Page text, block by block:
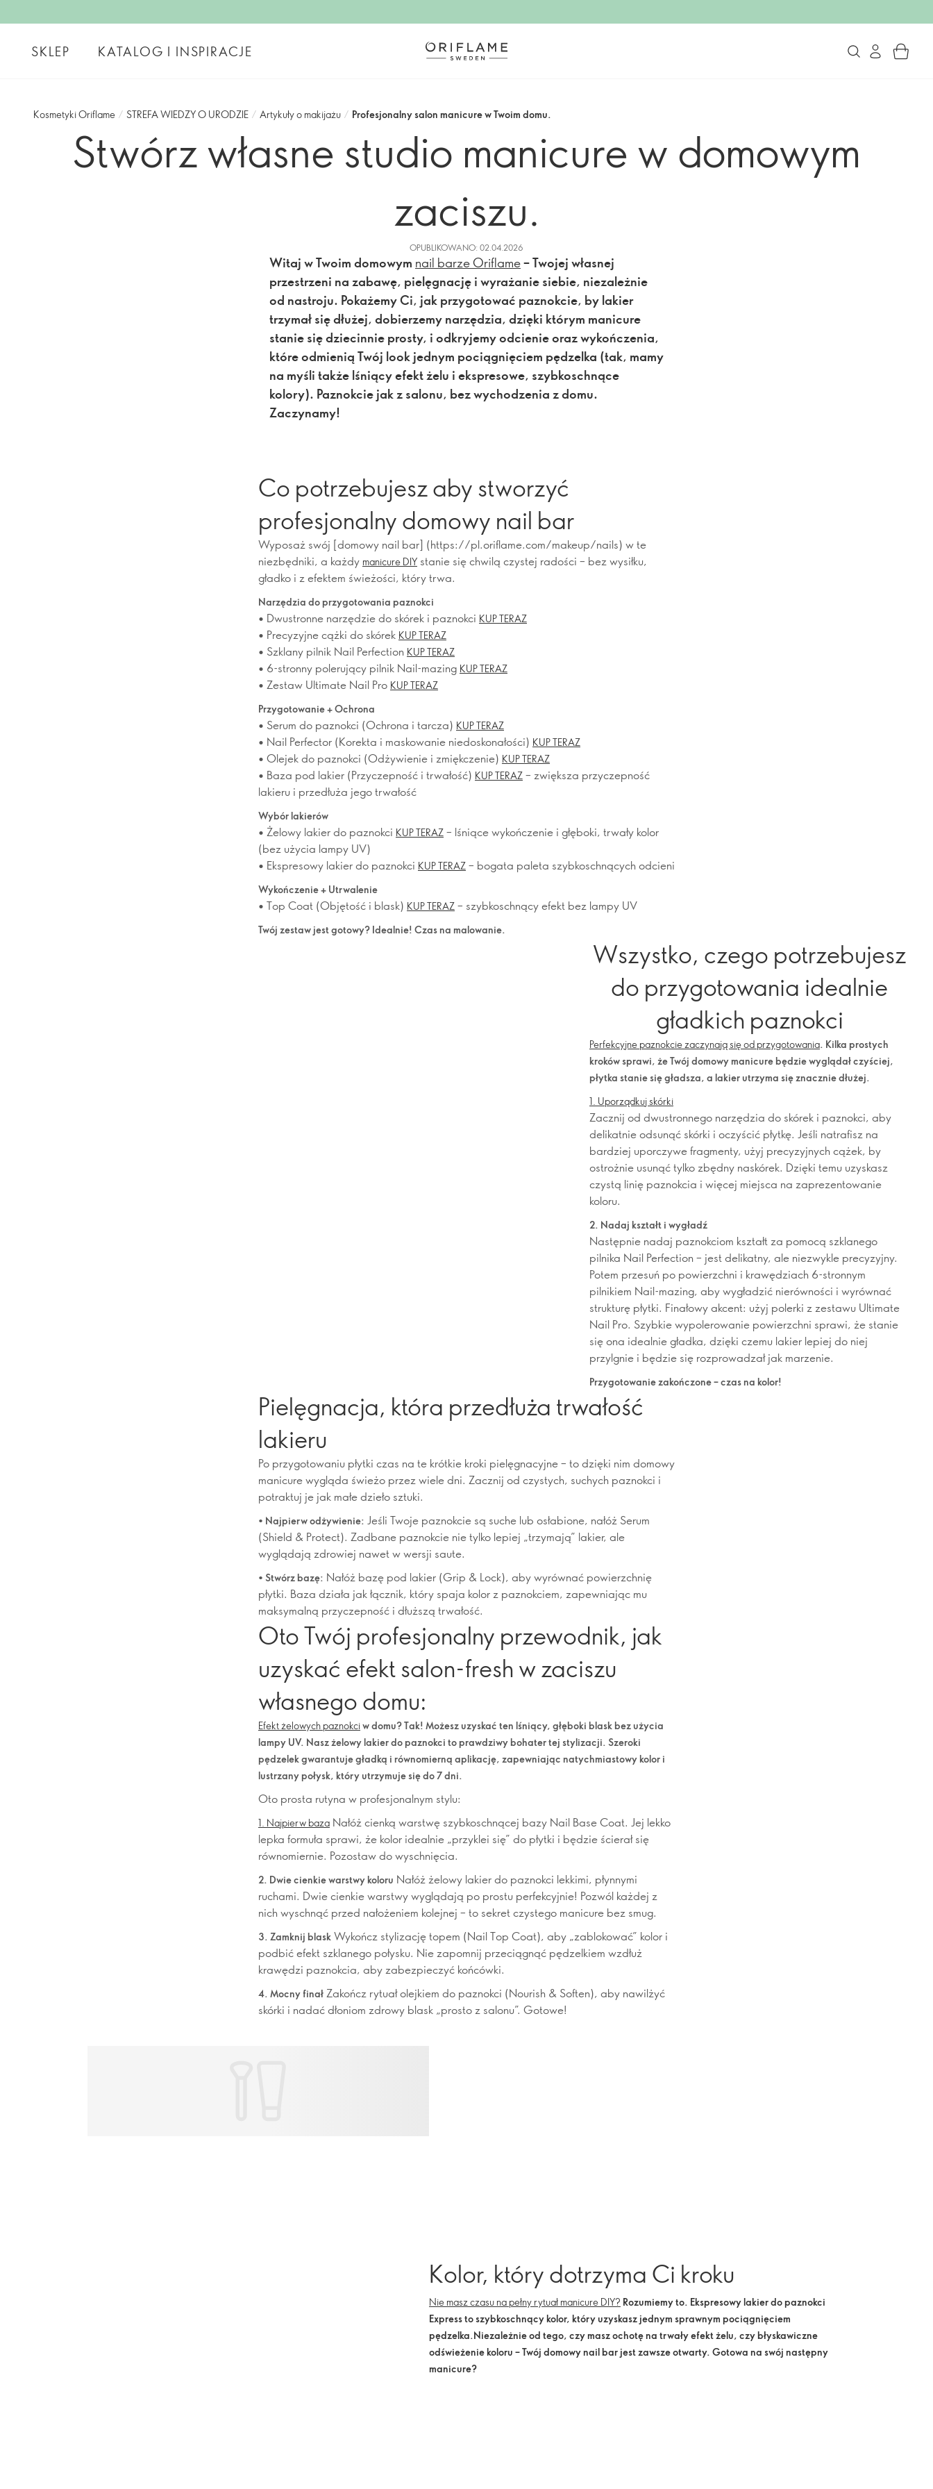
SKLEP KATALOG I INSPIRACJE
Kosmetyki Oriflame / STREFA WIEDZY O URODZIE / Artykuły o makijażu / Profesjonalny salon manicure w Twoim domu.
Stwórz własne studio manicure w domowym
zaciszu.
OPUBLIKOWANO: 02.04.2026
Witaj w Twoim domowym nail barze Oriflame– Twojej własnej
przestrzeni na zabawę, pielęgnację i wyrażanie siebie, niezależnie
od nastroju. Pokażemy Ci, jak przygotować paznokcie, by lakier
trzymał się dłużej, dobierzemy narzędzia, dzięki którym manicure
stanie się dziecinnie prosty, i odkryjemy odcienie oraz wykończenia,
które odmienią Twój look jednym pociągnięciem pędzelka (tak, mamy
na myśli także lśniący efekt żelu i ekspresowe, szybkoschnące
kolory). Paznokcie jak z salonu, bez wychodzenia z domu.
Zaczynamy!
Co potrzebujesz aby stworzyć
profesjonalny domowy nail bar
Wyposaż swój [domowy nail bar] (https://pl.oriflame.com/makeup/nails) w te
niezbędniki, a każdy manicure DIY stanie się chwilą czystej radości – bez wysiłku,
gładko i z efektem świeżości, który trwa.
Narzędzia do przygotowania paznokci
• Dwustronne narzędzie do skórek i paznokci KUP TERAZ
• Precyzyjne cążki do skórek KUP TERAZ
• Szklany pilnik Nail Perfection KUP TERAZ
• 6-stronny polerujący pilnik Nail-mazing KUP TERAZ
• Zestaw Ultimate Nail Pro KUP TERAZ
Przygotowanie + Ochrona
• Serum do paznokci (Ochrona i tarcza) KUP TERAZ
• Nail Perfector (Korekta i maskowanie niedoskonałości) KUP TERAZ
• Olejek do paznokci (Odżywienie i zmiękczenie) KUP TERAZ
• Baza pod lakier (Przyczepność i trwałość) KUP TERAZ – zwiększa przyczepność
lakieru i przedłuża jego trwałość
Wybór lakierów
• Żelowy lakier do paznokci KUP TERAZ – lśniące wykończenie i głęboki, trwały kolor
(bez użycia lampy UV)
• Ekspresowy lakier do paznokci KUP TERAZ – bogata paleta szybkoschnących odcieni
Wykończenie + Utrwalenie
• Top Coat (Objętość i blask) KUP TERAZ – szybkoschnący efekt bez lampy UV
Twój zestaw jest gotowy? Idealnie! Czas na malowanie.
Wszystko, czego potrzebujesz
do przygotowania idealnie
gładkich paznokci
Perfekcyjne paznokcie zaczynają się od przygotowania. Kilka prostych
kroków sprawi, że Twój domowy manicure będzie wyglądał czyściej,
płytka stanie się gładsza, a lakier utrzyma się znacznie dłużej.
1. Uporządkuj skórki
Zacznij od dwustronnego narzędzia do skórek i paznokci, aby
delikatnie odsunąć skórki i oczyścić płytkę. Jeśli natrafisz na
bardziej uporczywe fragmenty, użyj precyzyjnych cążek, by
ostrożnie usunąć tylko zbędny naskórek. Dzięki temu uzyskasz
czystą linię paznokcia i więcej miejsca na zaprezentowanie
koloru.
2. Nadaj kształt i wygładź
Następnie nadaj paznokciom kształt za pomocą szklanego
pilnika Nail Perfection – jest delikatny, ale niezwykle precyzyjny.
Potem przesuń po powierzchni i krawędziach 6-stronnym
pilnikiem Nail-mazing, aby wygładzić nierówności i wyrównać
strukturę płytki. Finałowy akcent: użyj polerki z zestawu Ultimate
Nail Pro. Szybkie wypolerowanie powierzchni sprawi, że stanie
się ona idealnie gładka, dzięki czemu lakier lepiej do niej
przylgnie i będzie się rozprowadzał jak marzenie.
Przygotowanie zakończone – czas na kolor!
Pielęgnacja, która przedłuża trwałość
lakieru
Po przygotowaniu płytki czas na te krótkie kroki pielęgnacyjne – to dzięki nim domowy
manicure wygląda świeżo przez wiele dni. Zacznij od czystych, suchych paznokci i
potraktuj je jak małe dzieło sztuki.
• Najpierw odżywienie: Jeśli Twoje paznokcie są suche lub osłabione, nałóż Serum
(Shield & Protect). Zadbane paznokcie nie tylko lepiej „trzymają” lakier, ale
wyglądają zdrowiej nawet w wersji saute.
• Stwórz bazę: Nałóż bazę pod lakier (Grip & Lock), aby wyrównać powierzchnię
płytki. Baza działa jak łącznik, który spaja kolor z paznokciem, zapewniając mu
maksymalną przyczepność i dłuższą trwałość.
Oto Twój profesjonalny przewodnik, jak
uzyskać efekt salon-fresh w zaciszu
własnego domu:
Efekt żelowych paznokciw domu? Tak! Możesz uzyskać ten lśniący, głęboki blask bez użycia
lampy UV. Nasz żelowy lakier do paznokci to prawdziwy bohater tej stylizacji. Szeroki
pędzelek gwarantuje gładką i równomierną aplikację, zapewniając natychmiastowy kolor i
lustrzany połysk, który utrzymuje się do 7 dni.
Oto prosta rutyna w profesjonalnym stylu:
1. Najpierw baza Nałóż cienką warstwę szybkoschnącej bazy Nail Base Coat. Jej lekko
lepka formuła sprawi, że kolor idealnie „przyklei się” do płytki i będzie ścierał się
równomiernie. Pozostaw do wyschnięcia.
2. Dwie cienkie warstwy koloru Nałóż żelowy lakier do paznokci lekkimi, płynnymi
ruchami. Dwie cienkie warstwy wyglądają po prostu perfekcyjnie! Pozwól każdej z
nich wyschnąć przed nałożeniem kolejnej – to sekret czystego manicure bez smug.
3. Zamknij blask Wykończ stylizację topem (Nail Top Coat), aby „zablokować” kolor i
podbić efekt szklanego połysku. Nie zapomnij przeciągnąć pędzelkiem wzdłuż
krawędzi paznokcia, aby zabezpieczyć końcówki.
4. Mocny finał Zakończ rytuał olejkiem do paznokci (Nourish & Soften), aby nawilżyć
skórki i nadać dłoniom zdrowy blask „prosto z salonu”. Gotowe!
Kolor, który dotrzyma Ci kroku
Nie masz czasu na pełny rytuał manicure DIY? Rozumiemy to. Ekspresowy lakier do paznokci
Express to szybkoschnący kolor, który uzyskasz jednym sprawnym pociągnięciem
pędzelka.Niezależnie od tego, czy masz ochotę na trwały efekt żelu, czy błyskawiczne
odświeżenie koloru – Twój domowy nail bar jest zawsze otwarty. Gotowa na swój następny
manicure?